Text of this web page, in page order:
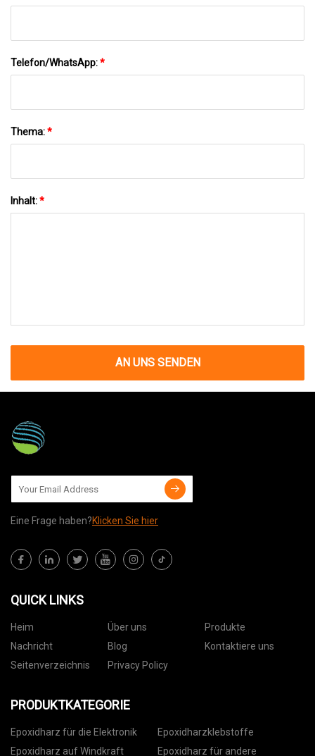
Telefon/WhatsApp:*
Thema:*
Inhalt:*
AN UNS SENDEN
Eine Frage haben?Klicken Sie hier
QUICK LINKS
Heim Über uns
Produkte
Nachricht
Blog
Kontaktiere uns
Seitenverzeichnis
Privacy Policy
PRODUKTKATEGORIE
Epoxidharz für die Elektronik
Epoxidharzklebstoffe
Epoxidharz auf Windkraft
Epoxidharz für andere